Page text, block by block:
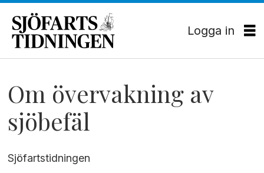
Logga in
Om övervakning av
sjöbefäl
Sjöfartstidningen